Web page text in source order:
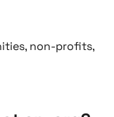
non-profits,